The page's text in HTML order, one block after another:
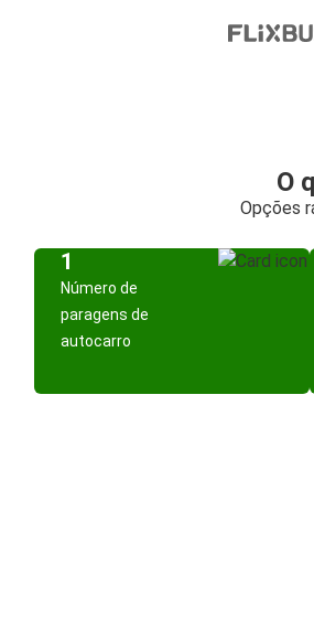
O
Opções
1
Número de
paragens de
autocarro